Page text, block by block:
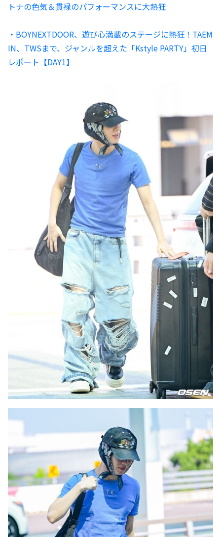
トナの色気＆貫禄のパフォーマンスに大熱狂
・BOYNEXTDOOR、遊び心満載のステージに熱狂！TAEM
IN、TWSまで、ジャンルを超えた「Kstyle PARTY」初日
レポート【DAY1】